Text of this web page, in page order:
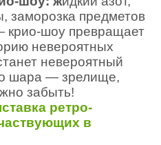
заморозка предметов
крио-шоу превращает
невероятных
невероятный
шара — зрелище,
забыть!
ретро-
в